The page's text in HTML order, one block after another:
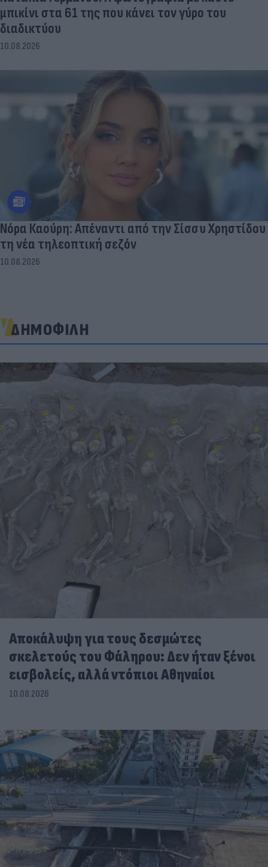
μπικίνι στα 61 της που κάνει τον γύρο του
διαδικτύου
10.08.2026
Νόρα Καούρη: Απέναντι από την Σίσσυ Χρηστίδου
τη νέα τηλεοπτική σεζόν
10.08.2026
ΔΗΜΟΦΙΛΗ
Αποκάλυψη για τους δεσμώτες
σκελετούς του Φάληρου: Δεν ήταν ξένοι
εισβολείς, αλλά ντόπιοι Αθηναίοι
10.08.2026